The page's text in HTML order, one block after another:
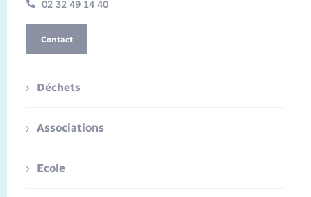
02 32 49 14 40
Contact
Déchets
Associations
Ecole